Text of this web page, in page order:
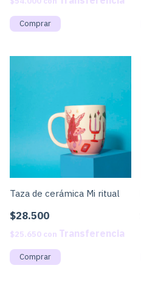
Comprar
Taza de cerámica Mi ritual
$28.500
$25.650 con